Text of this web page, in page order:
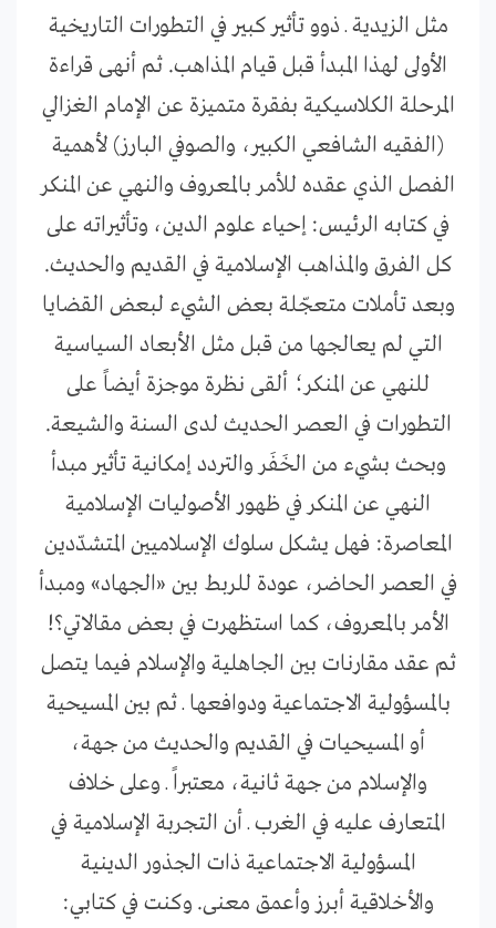
مثل الزيدية ـ ذوو تأثير كبير في التطورات التاريخية
الأولى لهذا المبدأ قبل قيام المذاهب. ثم أنهى قراءة
المرحلة الكلاسيكية بفقرة متميزة عن الإمام الغزالي
(الفقيه الشافعي الكبير، والصوفي البارز) لأهمية
الفصل الذي عقده للأمر بالمعروف والنهي عن المنكر
في كتابه الرئيس: إحياء علوم الدين، وتأثيراته على
كل الفرق والمذاهب الإسلامية في القديم والحديث.
وبعد تأملات متعجّلة بعض الشيء لبعض القضايا
التي لم يعالجها من قبل مثل الأبعاد السياسية
للنهي عن المنكر؛ ألقى نظرة موجزة أيضاً على
التطورات في العصر الحديث لدى السنة والشيعة.
وبحث بشيء من الخَفَر والتردد إمكانية تأثير مبدأ
النهي عن المنكر في ظهور الأصوليات الإسلامية
المعاصرة: فهل يشكل سلوك الإسلاميين المتشدّدين
في العصر الحاضر، عودة للربط بين «الجهاد» ومبدأ
الأمر بالمعروف، كما استظهرت في بعض مقالاتي؟!
ثم عقد مقارنات بين الجاهلية والإسلام فيما يتصل
بالمسؤولية الاجتماعية ودوافعها ـ ثم بين المسيحية
أو المسيحيات في القديم والحديث من جهة،
والإسلام من جهة ثانية، معتبراً ـ وعلى خلاف
المتعارف عليه في الغرب ـ أن التجربة الإسلامية في
المسؤولية الاجتماعية ذات الجذور الدينية
والأخلاقية أبرز وأعمق معنى. وكنت في كتابي: